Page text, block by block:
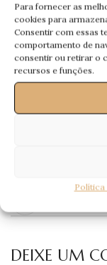
Para fornecer as
cookies para
Consentir com essas
comportamento de
consentir ou retirar o
recursos e funções.
Política
Uma
agora…
Todas as
Espirituais
DEIXE UM